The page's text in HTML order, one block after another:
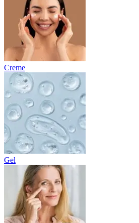
Creme
Gel